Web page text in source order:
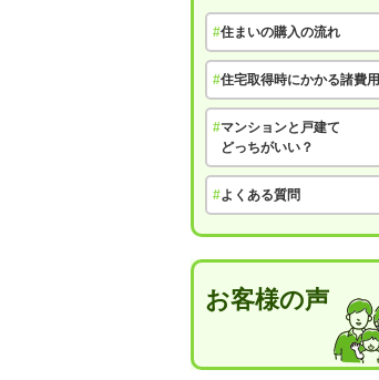
#住まいの購入の流れ
#住宅取得時にかかる諸費用
#マンションと戸建て
どっちがいい？
#よくある質問
お客様の声